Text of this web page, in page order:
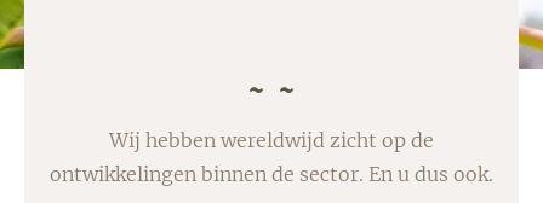
Wij hebben wereldwijd zicht op de
ontwikkelingen binnen de sector. En u dus ook.